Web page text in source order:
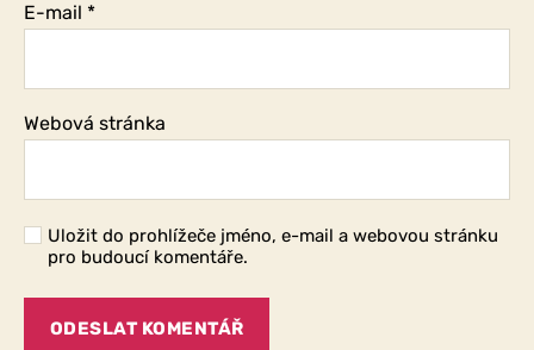
E-mail *
Webová stránka
Uložit do prohlížeče jméno, e-mail a webovou stránku
pro budoucí komentáře.